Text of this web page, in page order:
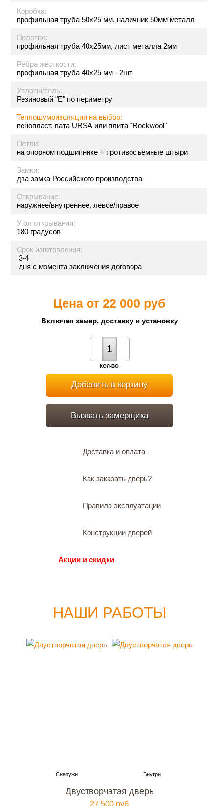
Коробка:
профильная труба 50х25 мм, наличник 50мм металл
Полотно:
профильная труба 40х25мм, лист металла 2мм
Рёбра жёсткости:
профильная труба 40х25 мм - 2шт
Уплотнитель:
Резиновый "Е" по периметру
Теплошумоизоляция на выбор:
пенопласт, вата URSA или плита "Rockwool"
Петли:
на опорном подшипнике + противосъёмные штыри
Замки:
два замка Российского производства
Открывание:
наружнее/внутреннее, левое/правое
Угол открывания:
180 градусов
Срок изготовления:
3-4
дня с момента заключения договора
Цена от22 000 руб
Включая замер, доставку и установку
КОЛ-ВО
Добавить в корзину
Вызвать замерщика
Доставка и оплата
Как заказать дверь?
Правила эксплуатации
Конструкции дверей
Акции и скидки
НАШИ РАБОТЫ
Двустворчатая дверь
27 500 руб